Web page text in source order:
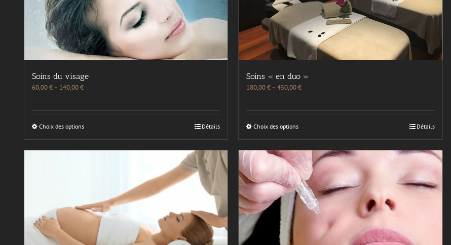
Soins du visage
60,00€– 140,00€
Choix des options Détails
Soins « en duo »
180,00€–450,00€
Choix des options Détails